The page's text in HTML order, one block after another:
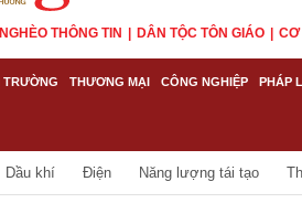
THÔNG TIN DÂN TỘC TÔN GIÁO CƠ
TRƯỜNG THƯƠNG MẠI CÔNG NGHIỆP PHÁP
Dầu khí Điện Năng lượng tái tạo